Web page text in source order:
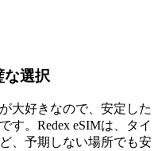
な選択
大好きなので、安定した
す。Redex eSIMは、タイ
、予期しない場所でも安